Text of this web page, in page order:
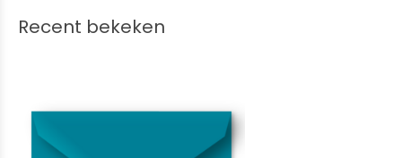
Recent bekeken